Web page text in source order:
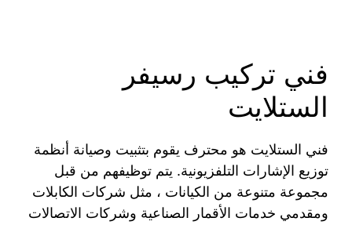
فني تركيب رسيفر
الستلايت
فني الستلايت هو محترف يقوم بتثبيت وصيانة أنظمة
توزيع الإشارات التلفزيونية. يتم توظيفهم من قبل
مجموعة متنوعة من الكيانات ، مثل شركات الكابلات
ومقدمي خدمات الأقمار الصناعية وشركات الاتصالات